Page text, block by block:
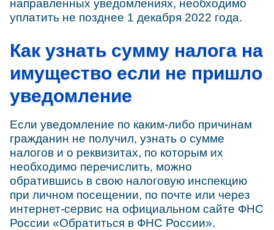
направленных уведомлениях, необходимо
уплатить не позднее 1 декабря 2022 года.
Как узнать сумму налога на
имущество если не пришло
уведомление
Если уведомление по каким-либо причинам
гражданин не получил, узнать о сумме
налогов и о реквизитах, по которым их
необходимо перечислить, можно
обратившись в свою налоговую инспекцию
при личном посещении, по почте или через
интернет-сервис на официальном сайте ФНС
России «Обратиться в ФНС России».